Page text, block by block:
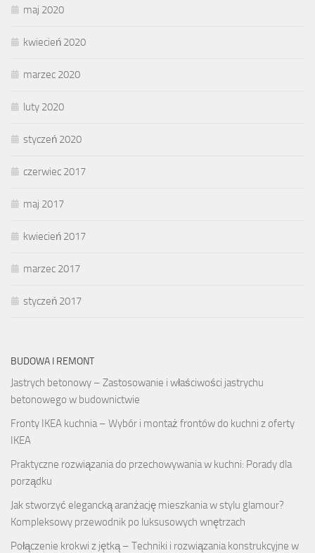
maj 2020
kwiecień 2020
marzec 2020
luty 2020
styczeń 2020
czerwiec 2017
maj 2017
kwiecień 2017
marzec 2017
styczeń 2017
BUDOWA I REMONT
Jastrych betonowy – Zastosowanie i właściwości jastrychu
betonowego w budownictwie
Fronty IKEA kuchnia – Wybór i montaż frontów do kuchni z oferty
IKEA
Praktyczne rozwiązania do przechowywania w kuchni: Porady dla
porządku
Jak stworzyć elegancką aranżację mieszkania w stylu glamour?
Kompleksowy przewodnik po luksusowych wnętrzach
Połączenie krokwi z jętką – Techniki i rozwiązania konstrukcyjne w